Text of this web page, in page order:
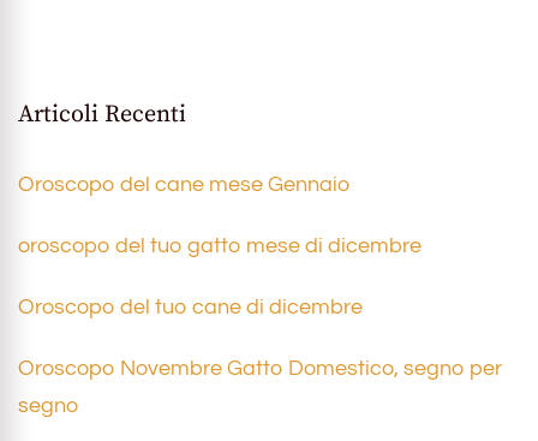
Articoli Recenti
Oroscopo del cane mese Gennaio
oroscopo del tuo gatto mese di dicembre
Oroscopo del tuo cane di dicembre
Oroscopo Novembre Gatto Domestico, segno per
segno